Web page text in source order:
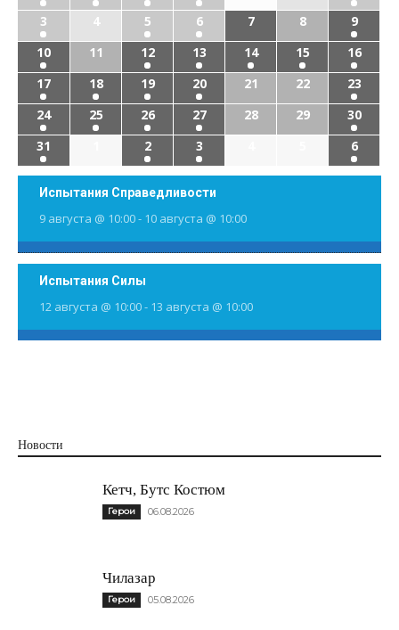
3
4 5 6 7 8
9
10
11 12 13 14 15
16
17
18 19 20 21 22
23
24
25 26 27 28 29
30
31
2 3 6
Испытания Справедливости
9 августа @ 10:00- 10 августа @ 10:00
Испытания Силы
12 августа @ 10:00- 13 августа @ 10:00
Новости
Кетч, Бутс Костюм
Герои 06.08.2026
Чилазар
Герои 05.08.2026